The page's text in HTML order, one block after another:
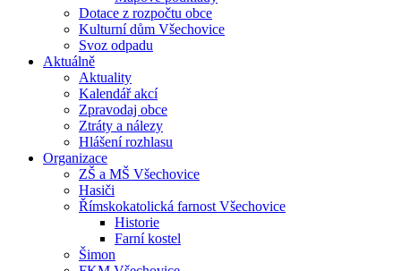
Dotace z rozpočtu obce
Kulturní dům Všechovice
Svoz odpadu
Aktuálně
Aktuality
Kalendář akcí
Zpravodaj obce
Ztráty a nálezy
Hlášení rozhlasu
Organizace
ZŠ a MŠ Všechovice
Hasiči
Římskokatolická farnost Všechovice
Historie
Farní kostel
Šimon